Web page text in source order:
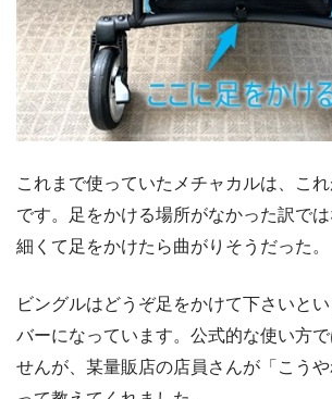
これまで使っていたメチャカルは、こ
です。足をかける場所がなかった訳では
細くて足をかけたら曲がりそうだった。
ビングルはどうぞ足をかけて下さいと
バーになっています。公式的な使い方
せんが、某量販店の店員さんが「こうや